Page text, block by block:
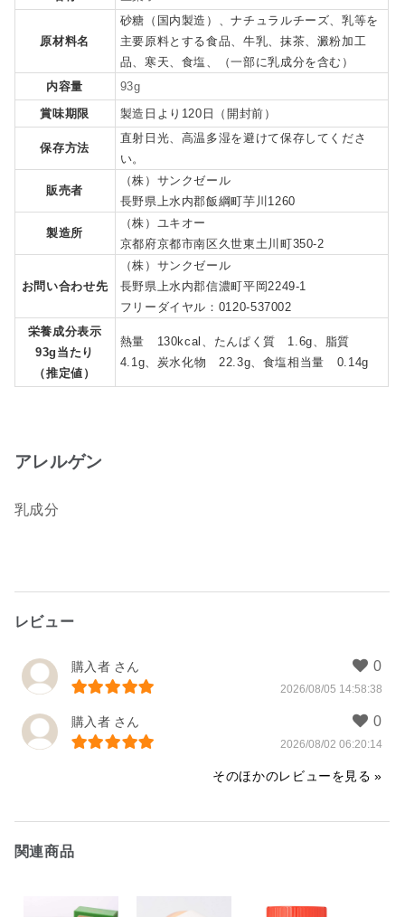
原材料名
砂糖（国内製造）、ナチュラルチーズ、乳等を
主要原料とする食品、牛乳、抹茶、澱粉加工
品、寒天、食塩、（一部に乳成分を含む）
内容量
93g
賞味期限
製造日より120日（開封前）
保存方法
直射日光、高温多湿を避けて保存してくださ
い。
販売者
（株）サンクゼール
長野県上水内郡飯綱町芋川1260
製造所
（株）ユキオー
京都府京都市南区久世東土川町350-2
お問い合わせ先
（株）サンクゼール
長野県上水内郡信濃町平岡2249-1
フリーダイヤル：0120-537002
栄養成分表示
93g当たり
（推定値）
熱量 130kcal、たんぱく質 1.6g、脂質
4.1g、炭水化物 22.3g、食塩相当量 0.14g
アレルゲン
乳成分
レビュー
購入者
2026/08/05 14:58:38
購入者
2026/08/02 06:20:14
そのほかのレビューを見る
関連商品